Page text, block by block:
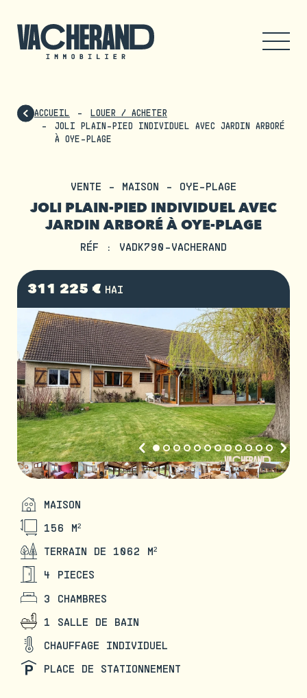
ACCUEIL
LOUER / ACHETER
JOLI PLAIN-PIED INDIVIDUEL AVEC JARDIN ARBORÉ
À OYE-PLAGE
VENTE - MAISON - OYE-PLAGE
JOLI PLAIN-PIED INDIVIDUEL AVEC
JARDIN ARBORÉ À OYE-PLAGE
RÉF : VADK790-VACHERAND
311 225 € HAI
MAISON
156 M²
TERRAIN DE 1062 M²
4 PIECES
3 CHAMBRES
1 SALLE DE BAIN
CHAUFFAGE INDIVIDUEL
PLACE DE STATIONNEMENT